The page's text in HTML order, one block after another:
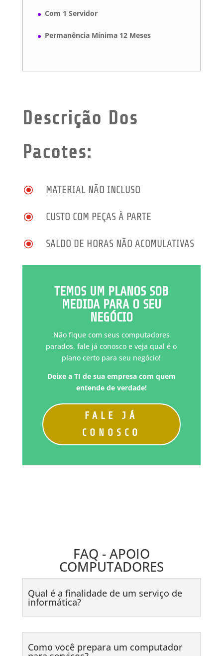
Com 1 Servidor
Permanência Mínima 12 Meses
Descrição Dos
Pacotes:
\ MATERIAL NÃO INCLUSO
\ CUSTO COM PEÇAS À PARTE
\ SALDO DE HORAS NÃO ACOMULATIVAS
TEMOS UM PLANOS SOB
MEDIDA PARA O SEU
NEGÓCIO
Não fique com seus computadores
parados, fale já conosco e veja qual é o
plano certo para seu negócio!
Deixe a TI de sua empresa com quem
entende de verdade!
FALE JÁ
CONOSCO
FAQ - APOIO
COMPUTADORES
Qual é a finalidade de um serviço de
informática?
Como você prepara um computador